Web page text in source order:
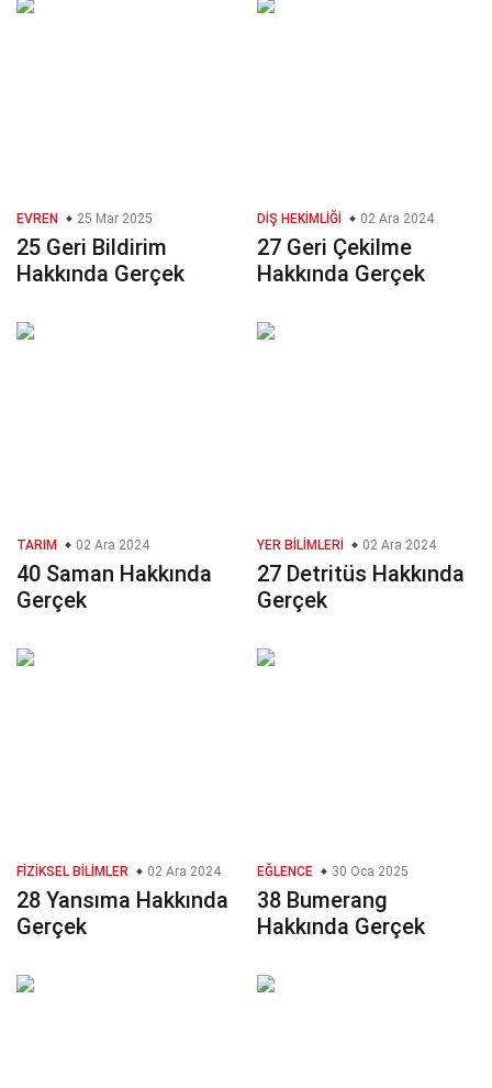
EVREN 25 Mar 2025
25 Geri Bildirim
Hakkında Gerçek
DIŞ HEKIMLIĞI 02 Ara 2024
27 Geri Çekilme
Hakkında Gerçek
TARIM 02 Ara 2024
40 Saman Hakkında
Gerçek
YER BILIMLERI 02 Ara 2024
27 Detritüs Hakkında
Gerçek
FIZIKSEL BILIMLER 02 Ara 2024
28 Yansıma Hakkında
Gerçek
EĞLENCE 30 Oca 2025
38 Bumerang
Hakkında Gerçek